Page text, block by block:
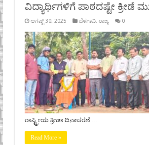
ವಿದ್ಯಾರ್ಥಿಗಳಿಗೆ ಪಾಠದಷ್ಟೇ ಕ್ರೀಡೆ
ಆಗಷ್ಟ್ 30, 2025 ಬೆಳಗಾವಿ, ರಾಜ್ಯ 0
ರಾಷ್ಟ್ರೀಯ ಕ್ರೀಡಾ ದಿನಾಚರಣೆ …
Read More »